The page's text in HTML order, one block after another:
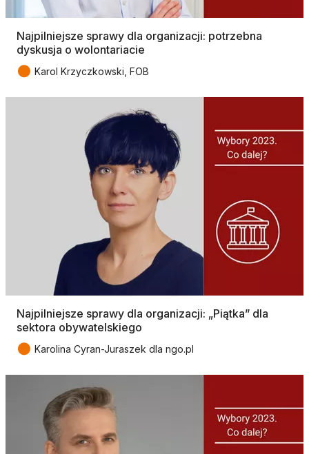
Najpilniejsze sprawy dla organizacji: potrzebna
dyskusja o wolontariacie
● Karol Krzyczkowski, FOB
Najpilniejsze sprawy dla organizacji: „Piątka” dla
sektora obywatelskiego
● Karolina Cyran-Juraszek dla ngo.pl